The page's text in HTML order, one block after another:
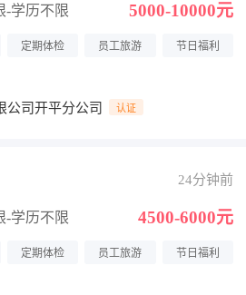
-学历不限 5000-10000元
定期体检 员工旅游 节日福利
公司开平分公司 认证
24分钟前
-学历不限 4500-6000元
定期体检 员工旅游 节日福利